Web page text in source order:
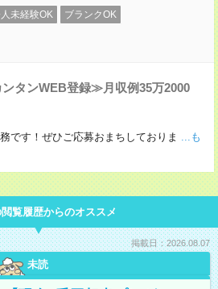
未経験OK ブランクOK
タンWEB登録≫月収例35万2000
です！ぜひご応募おまちしておりま ...も
覧履歴からのオススメ
掲載日：2026.08.07
未読